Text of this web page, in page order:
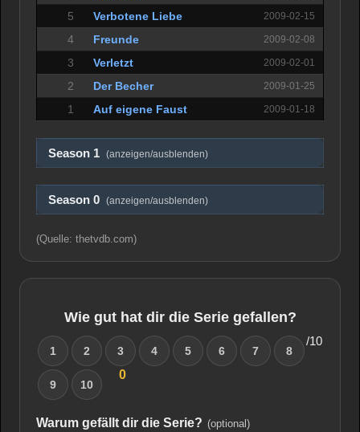
5 Verbotene Liebe 2009-02-15
4 Freunde 2009-02-08
3 Verletzt 2009-02-01
2 Der Becher 2009-01-25
1 Auf eigene Faust 2009-01-18
Season 1 (anzeigen/ausblenden)
Season 0 (anzeigen/ausblenden)
(Quelle: thetvdb.com)
Wie gut hat dir die Serie gefallen?
1 2 3 4 5 6 7 8
9 10
0
/10
Warum gefällt dir die Serie? (optional)